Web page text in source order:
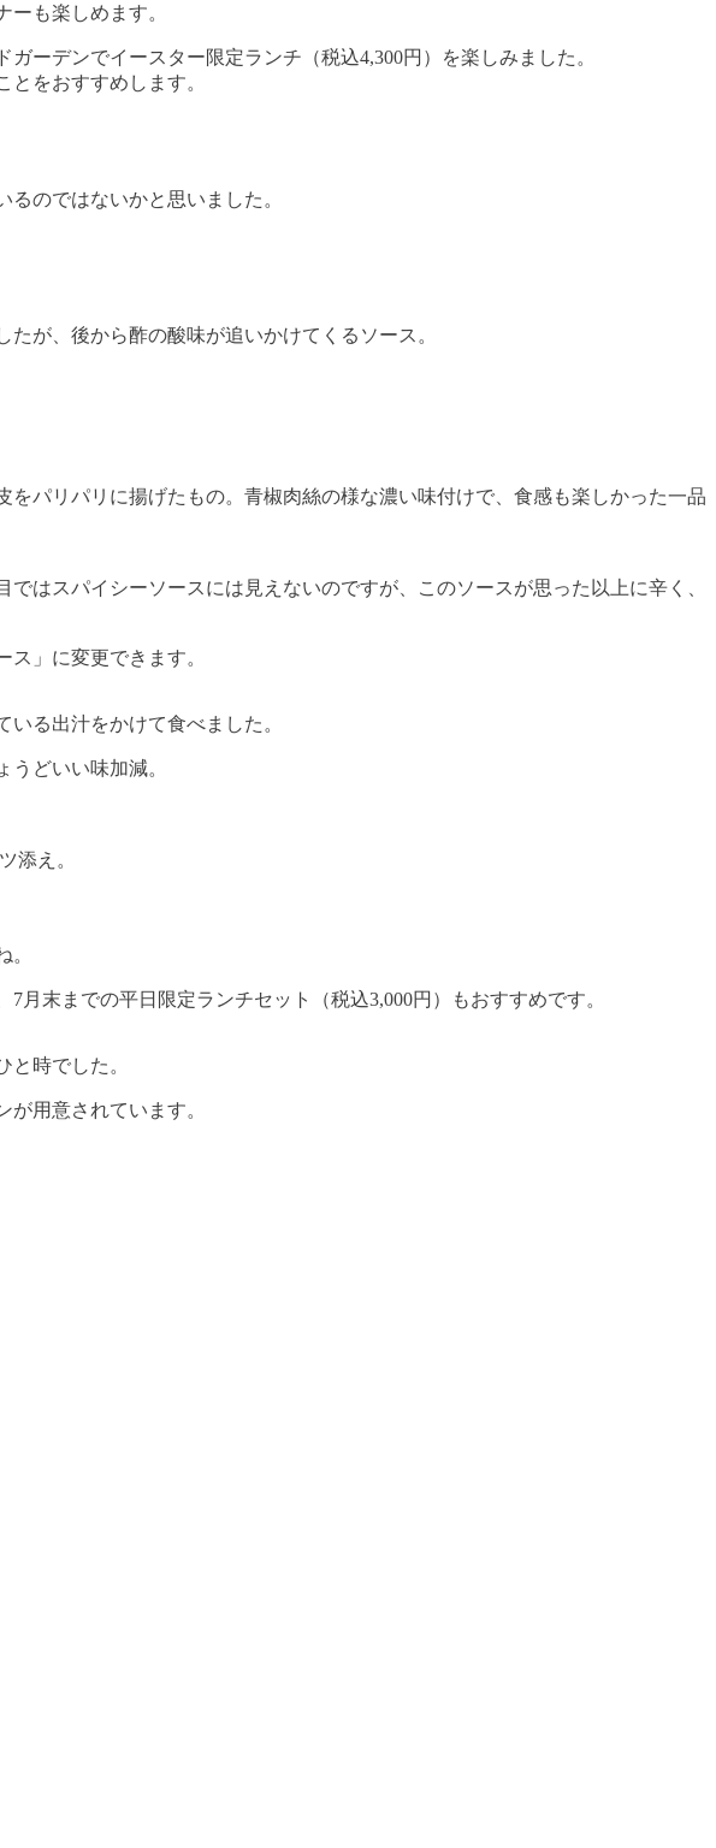
も楽しめます。
ーデンでイースター限定ランチ（税込4,300円）を楽しみました。
をおすすめします。
のではないかと思いました。
が、後から酢の酸味が追いかけてくるソース。
パリパリに揚げたもの。青椒肉絲の様な濃い味付けで、食感も楽しかった一品
はスパイシーソースには見えないのですが、このソースが思った以上に辛く、
」に変更できます。
る出汁をかけて食べました。
どいい味加減。
添え。
末までの平日限定ランチセット（税込3,000円）もおすすめです。
時でした。
用意されています。